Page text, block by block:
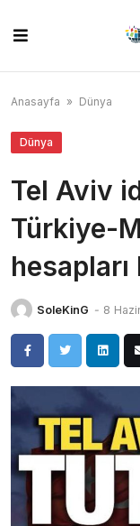
content
Anasayfa » Dünya
Dünya
Tel Aviv
Türkiye-
hesapları
SoleKinG - 8